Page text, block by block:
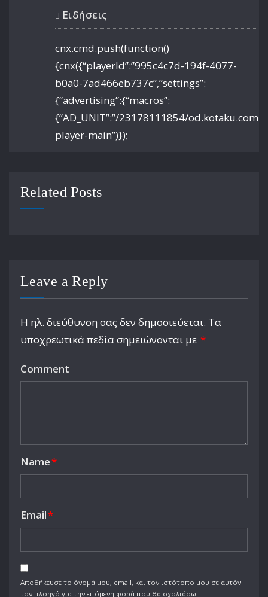
Ειδήσεις
cnx.cmd.push(function()
{cnx({“playerId”:”995c4c7d-194f-4077-
b0a0-7ad466eb737c”,”settings”:
{“advertising”:{“macros”:
{“AD_UNIT”:”/23178111854/od.kotaku.com/
player-main”)});
Related Posts
Leave a Reply
Η ηλ. διεύθυνση σας δεν δημοσιεύεται. Τα
υποχρεωτικά πεδία σημειώνονται με *
Comment
Name*
Email*
Αποθήκευσε το όνομά μου, email, και τον ιστότοπο μου σε αυτόν
τον πλοηγό για την επόμενη φορά που θα σχολιάσω.